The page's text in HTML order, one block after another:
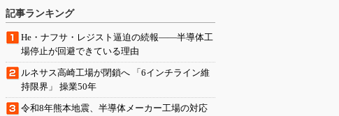
記事ランキング
He・ナフサ・レジスト逼迫の続報――半導体工
場停止が回避できている理由
ルネサス高崎工場が閉鎖へ 「6インチライン維
持限界」 操業50年
令和8年熊本地震、半導体メーカー工場の対応